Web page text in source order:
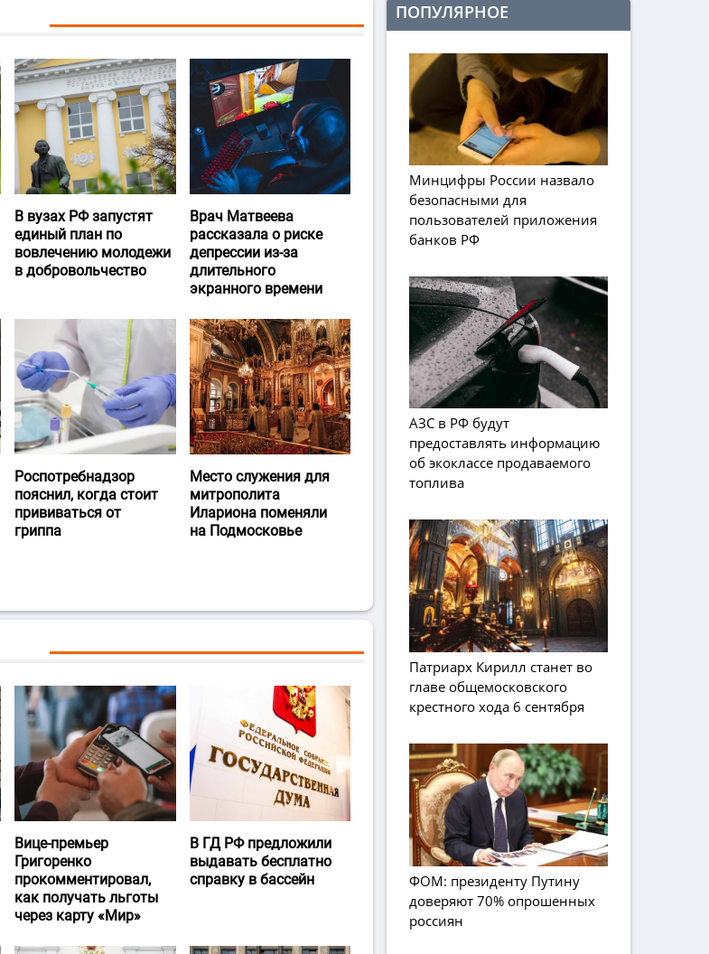
В вузах РФ запустят
единый план по
вовлечению молодежи
в добровольчество
Врач Матвеева
рассказала о риске
депрессии из-за
длительного
экранного времени
Роспотребнадзор
пояснил, когда стоит
прививаться от
гриппа
Место служения для
митрополита
Илариона поменяли
на Подмосковье
Вице-премьер
Григоренко
прокомментировал,
как получать льготы
через карту «Мир»
В ГД РФ предложили
выдавать бесплатно
справку в бассейн
ПОПУЛЯРНОЕ
Минцифры России назвало
безопасными для
пользователей приложения
банков РФ
АЗС в РФ будут
предоставлять информацию
об экоклассе продаваемого
топлива
Патриарх Кирилл станет во
главе общемосковского
крестного хода 6 сентября
ФОМ: президенту Путину
доверяют 70% опрошенных
россиян